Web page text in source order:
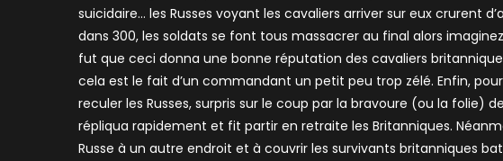
suicidaire… les Russes voyant les cavaliers arriver sur eux crurent
dans 300, les soldats se font tous massacrer au final alors
fut que ceci donna une bonne réputation des cavaliers
cela est le fait d’un commandant un petit peu trop zélé. Enfin,
reculer les Russes, surpris sur le coup par la bravoure (ou la folie)
répliqua rapidement et fit partir en retraite les Britanniques.
Russe à un autre endroit et à couvrir les survivants britanniques